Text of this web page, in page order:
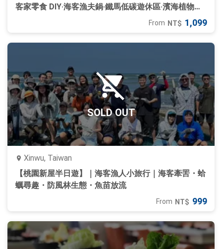
客家零食 DIY‧海客漁夫鍋‧鐵馬低碳遊休區‧濱海植物導
From NT$ 1,099
SOLD OUT
Xinwu, Taiwan
【桃園新屋半日遊】｜海客漁人小旅行｜海客牽罟・蛤
蠣尋趣・防風林生態・魚苗放流
From NT$ 999